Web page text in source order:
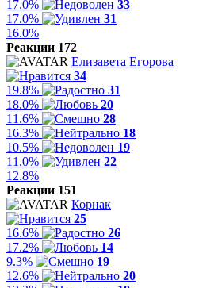
17.0%
33
17.0%
31
16.0%
Реакции 172
Елизавета Егорова
34
19.8%
31
18.0%
20
11.6%
28
16.3%
18
10.5%
19
11.0%
22
12.8%
Реакции 151
Корнак
25
16.6%
26
17.2%
14
9.3%
19
12.6%
20